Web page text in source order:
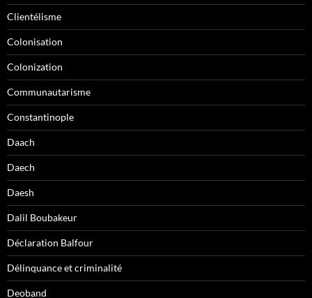
Clientélisme
Colonisation
Colonization
Communautarisme
Constantinople
Daach
Daech
Daesh
Dalil Boubakeur
Déclaration Balfour
Délinquance et criminalité
Deoband